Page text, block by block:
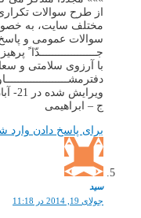
از طرح سوالات
مختلف سایت، به
سوالات عمومی و
جــــــــــــــــــدّا
با آرزوی سلامتی و
ویرایش شده در 21- آبان – 94
ج – ابراهیمی
برای پاسخ دادن وارد
سید
جولای 19, 2014 در 11:18